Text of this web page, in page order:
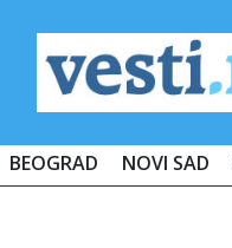
BEOGRAD NOVI SAD